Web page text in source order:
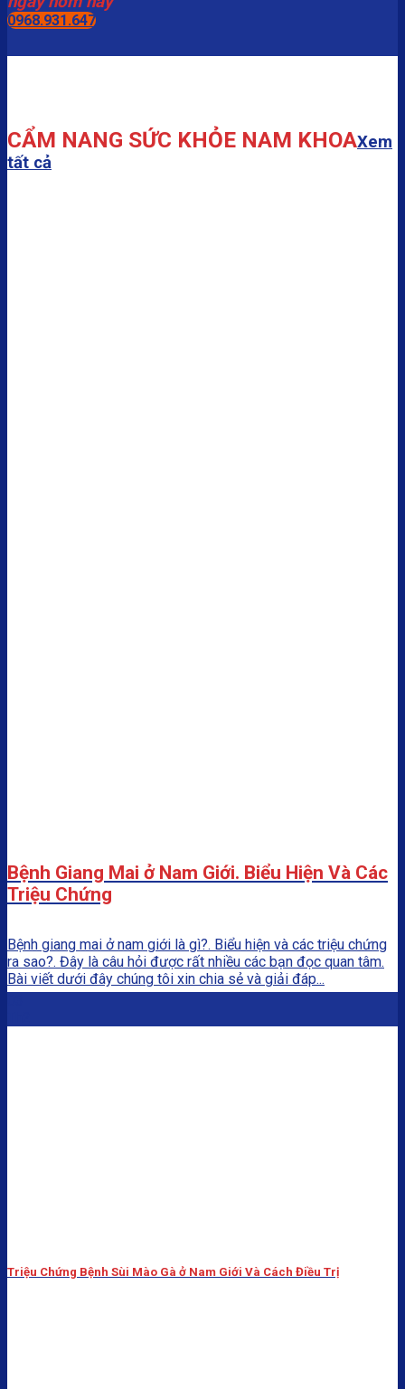
0968.931.647
CẨM NANG SỨC KHỎE NAM KHOAXem
tất cả
Bệnh Giang Mai ở Nam Giới. Biểu Hiện Và Các
Triệu Chứng
Bệnh giang mai ở nam giới là gì?. Biểu hiện và các triệu chứng
ra sao?. Đây là câu hỏi được rất nhiều các bạn đọc quan tâm.
Bài viết dưới đây chúng tôi xin chia sẻ và giải đáp...
Triệu Chứng Bệnh Sùi Mào Gà ở Nam Giới Và Cách Điều Trị